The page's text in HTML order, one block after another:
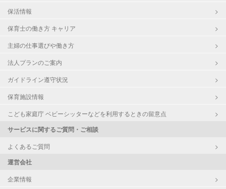
保活情報
保育士の働き方 キャリア
主婦の仕事選びや働き方
法人プランのご案内
ガイドライン遵守状況
保育施設情報
こども家庭庁 ベビーシッターなどを利用するときの留意点
サービスに関するご質問・ご相談
よくあるご質問
運営会社
企業情報